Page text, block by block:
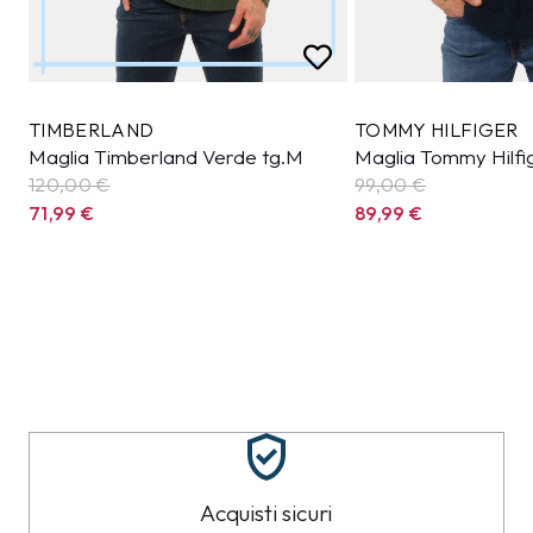
TIMBERLAND
Maglia Timberland Verde tg.M
120,00 €
71,99€
TOMMY HILFIGER
Maglia Tommy
99,00 €
89,99€
Acquisti sicuri